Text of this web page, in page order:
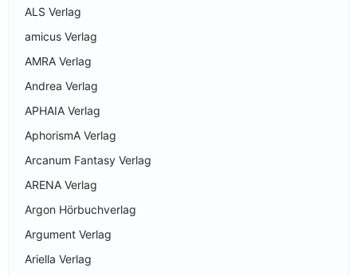
ALS Verlag
amicus Verlag
AMRA Verlag
Andrea Verlag
APHAIA Verlag
AphorismA Verlag
Arcanum Fantasy Verlag
ARENA Verlag
Argon Hörbuchverlag
Argument Verlag
Ariella Verlag